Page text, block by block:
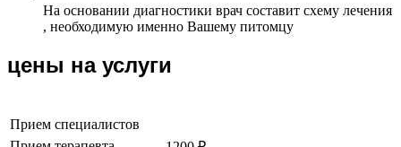
На основании диагностики врач составит схему лечения
, необходимую именно Вашему питомцу
цены на услуги
Прием специалистов